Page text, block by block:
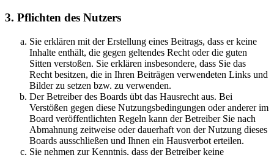
3. Pflichten des Nutzers
Sie erklären mit der Erstellung eines Beitrags, dass er keine
Inhalte enthält, die gegen geltendes Recht oder die guten
Sitten verstoßen. Sie erklären insbesondere, dass Sie das
Recht besitzen, die in Ihren Beiträgen verwendeten Links und
Bilder zu setzen bzw. zu verwenden.
Der Betreiber des Boards übt das Hausrecht aus. Bei
Verstößen gegen diese Nutzungsbedingungen oder anderer im
Board veröffentlichten Regeln kann der Betreiber Sie nach
Abmahnung zeitweise oder dauerhaft von der Nutzung dieses
Boards ausschließen und Ihnen ein Hausverbot erteilen.
Sie nehmen zur Kenntnis, dass der Betreiber keine